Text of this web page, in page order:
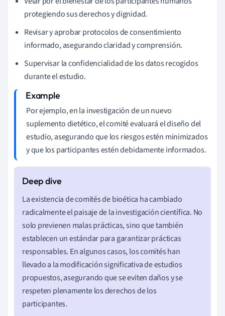
protegiendo sus derechos y dignidad.
Revisar y aprobar protocolos de consentimiento
informado, asegurando claridad y comprensión.
Supervisar la confidencialidad de los datos recogidos
durante el estudio.
Por ejemplo, en la investigación de un nuevo
suplemento dietético, el comité evaluará el diseño del
estudio, asegurando que los riesgos estén minimizados
y que los participantes estén debidamente informados.
La existencia de comités de bioética ha cambiado
radicalmente el paisaje de la investigación científica. No
solo previenen malas prácticas, sino que también
establecen un estándar para garantizar prácticas
responsables. En algunos casos, los comités han
llevado a la modificación significativa de estudios
propuestos, asegurando que se eviten daños y se
respeten plenamente los derechos de los
participantes.